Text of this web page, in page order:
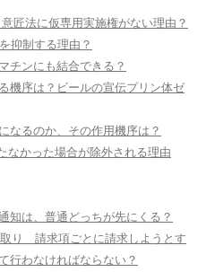
匠法に仮専用実施権がない理由？
抑制する理由？
チンにも結合できる？
機序は？ビールの宣伝プリン体ゼ
なるのか、その作用機序は？
なかった場合が除外される理由
知は、普通どっちが先にくる？
り 請求項ごとに請求しようとす
行わなければならない？